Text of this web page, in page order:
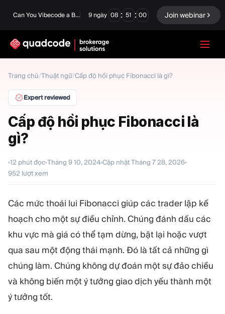
Can You Vibecode a Brokerage Platform? 9 ngày 08 : 50 : 59 Join webinar
Trang chủ/Thuật ngữ/Cấp độ hồi phục Fibonacci là gì?
Expert reviewed
Cấp độ hồi phục Fibonacci là
gì?
12 phút đọc Tháng 9 10, 2024 Cập nhậtTháng 7 28, 2026
952 lượt xem
Các mức thoái lui Fibonacci giúp các trader lập kế
hoạch cho một sự điều chỉnh. Chúng đánh dấu các
khu vực mà giá có thể tạm dừng, bật lại hoặc vượt
qua sau một động thái mạnh. Đó là tất cả những gì
chúng làm. Chúng không dự đoán một sự đảo chiều
và không biến một ý tưởng giao dịch yếu thành một
ý tưởng tốt.
Tiếng Việt
Giải pháp chìa khóa trao
Ngoại hối/CFD
Sàn giao dịch và Thanh
Sàn giao dịch Hậu cần
TÀI NGUYÊN
Hướng dẫn tiếp thị
THÊM